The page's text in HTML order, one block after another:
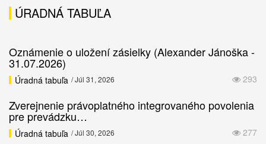
ÚRADNÁ TABUĽA
Oznámenie o uložení zásielky (Alexander Jánoška -
31.07.2026)
293
Úradná tabuľa / Júl 31, 2026
Zverejnenie právoplatného integrovaného povolenia
pre prevádzku…
277
Úradná tabuľa / Júl 30, 2026